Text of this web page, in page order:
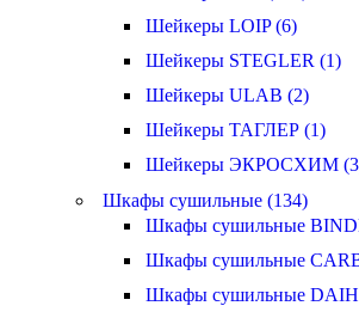
Шейкеры LOIP (6)
Шейкеры STEGLER (1)
Шейкеры ULAB (2)
Шейкеры ТАГЛЕР (1)
Шейкеры ЭКРОСХИМ
Шкафы сушильные (134)
Шкафы сушильные
Шкафы сушильные
Шкафы сушильные